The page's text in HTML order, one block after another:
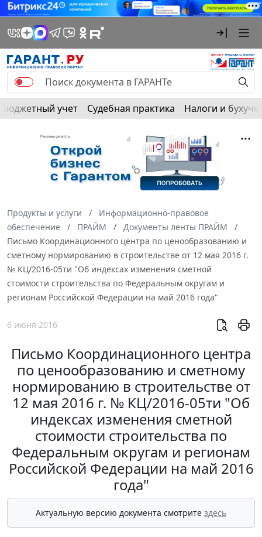
Бюджетный учет Судебная практика Налоги и
Продукты и услуги
Информационно-правовое
обеспечение
ПРАЙМ
Документы ленты ПРАЙМ
Письмо Координационного центра по ценообразованию и
сметному нормированию в строительстве от 12 мая 2016 г.
№ КЦ/2016-05ти "Об индексах изменения сметной
стоимости строительства по Федеральным округам и
регионам Российской Федерации на май 2016 года"
6 июня 2016
Письмо Координационного центра
по ценообразованию и сметному
нормированию в строительстве от
12 мая 2016 г. № КЦ/2016-05ти "Об
индексах изменения сметной
стоимости строительства по
Федеральным округам и регионам
Российской Федерации на май 2016
года"
Актуальную версию документа смотрите здесь